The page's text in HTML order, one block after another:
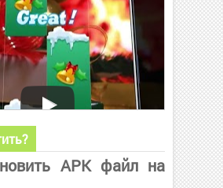
APK файл на